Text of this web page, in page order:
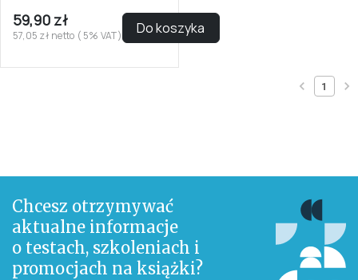
59,90 zł
57,05 zł netto ( 5% VAT) Do koszyka
1
Chcesz otrzymywać
aktualne informacje
o testach, szkoleniach i
promocjach na książki?